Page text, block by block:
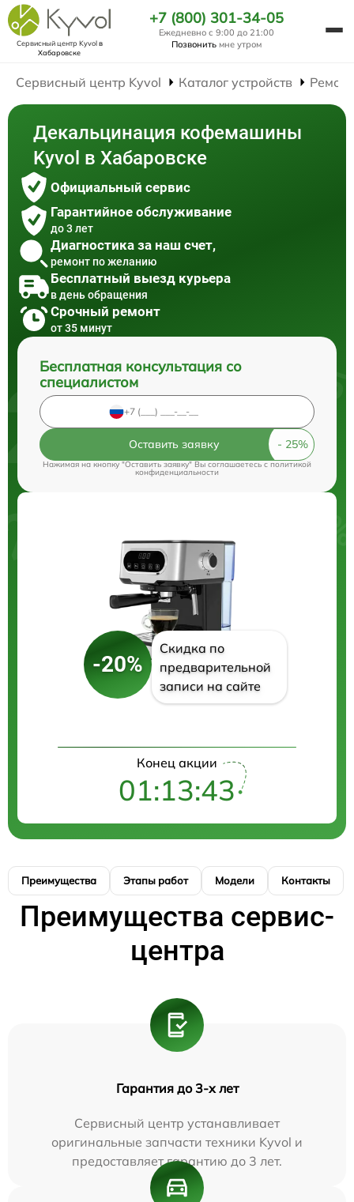
Сервисный центр Kyvolв
Хабаровске
+7 (800) 301-34-05
Ежедневно с 9:00 до 21:00
Позвонить мне утром
Сервисный центр Kyvol Каталог устройств
Декальцинация кофемашины
Kyvol в Хабаровске
Официальный сервис
Гарантийное обслуживание
до 3 лет
Диагностика за наш счет,
ремонт по желанию
Бесплатный выезд курьера
в день обращения
Срочный ремонт
от 35 минут
Бесплатная консультация со
специалистом
Оставить заявку
Нажимая на кнопку "Оставить заявку" Вы соглашаетесь cполитикой
конфиденциальности
-20%
Скидка по
предварительной
записи на сайте
Конец акции
01:13:42
Преимущества Этапы работ Модели Контакты
Преимущества сервис-
центра
Гарантия до 3-х лет
Сервисный центр устанавливает
оригинальные запчасти техники Kyvol и
предоставляет гарантию до 3 лет.